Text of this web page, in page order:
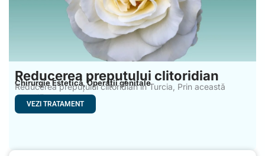
Reducerea prepuțului clitoridian
Chirurgie Estetică,Operații genitale
Reducerea prepuțului clitoridian în Turcia, Prin această
metodă se reduce
VEZI TRATAMENT